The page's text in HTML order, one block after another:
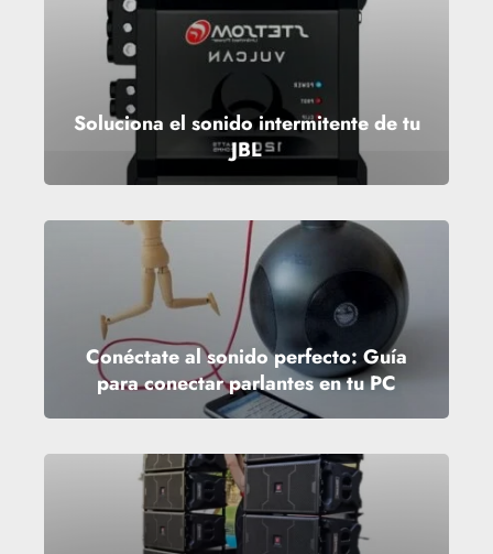
Soluciona el sonido intermitente de tu
JBL
Conéctate al sonido perfecto: Guía
para conectar parlantes en tu PC